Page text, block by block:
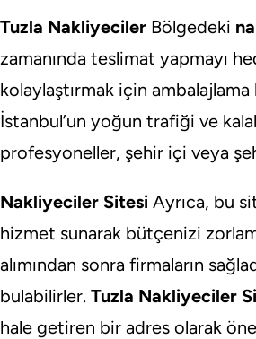
Tuzla Nakliyeciler Bölgedeki
zamanında teslimat yapmayı
kolaylaştırmak için
İstanbul’un yoğun trafiği ve
profesyoneller, şehir içi veya
Nakliyeciler Sitesi Ayrıca, bu
hizmet sunarak bütçenizi
alımından sonra firmaların
bulabilirler. Tuzla Nakliyeciler
hale getiren bir adres olarak